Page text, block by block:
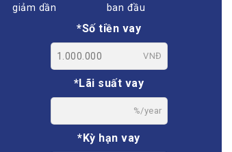
giảm dần
ban đầu
*Số tiền vay
VNĐ
*Lãi suất vay
%/year
*Kỳ hạn vay